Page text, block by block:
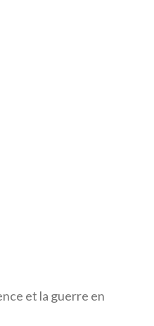
et la guerre en